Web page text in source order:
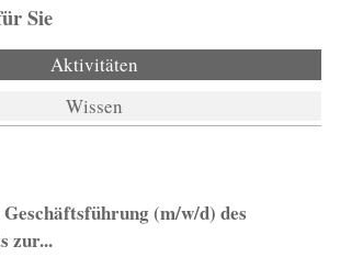
Sie
Aktivitäten
Wissen
(m/w/d) des
zur...